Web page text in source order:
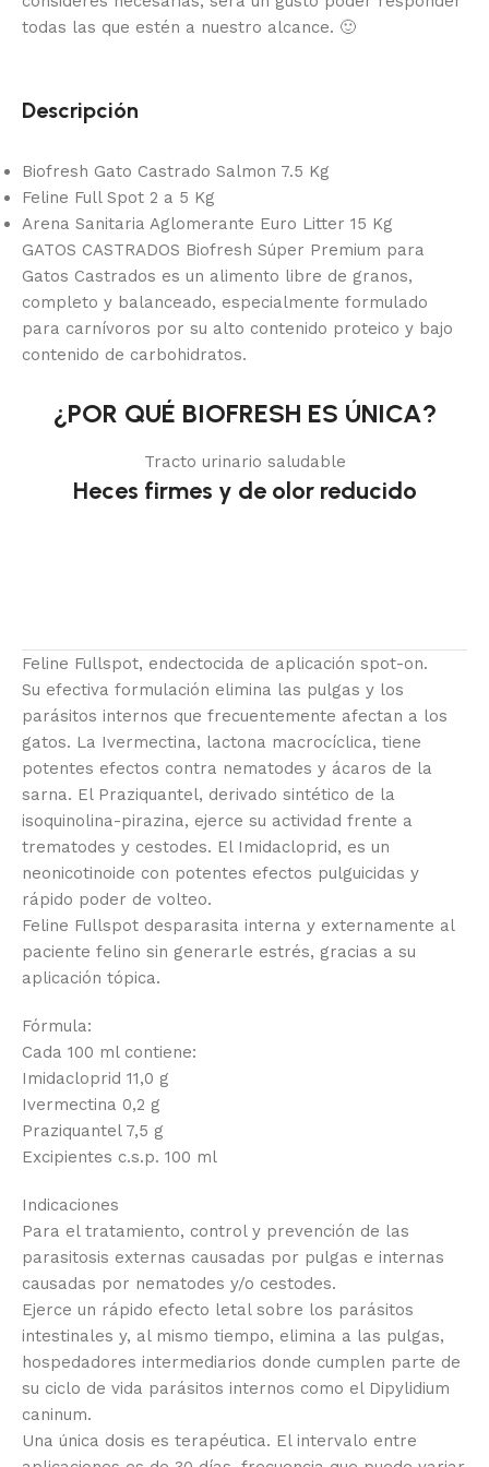
todas las que estén a nuestro alcance. 🙂
Descripción
Biofresh Gato Castrado Salmon 7.5 Kg
Feline Full Spot 2 a 5 Kg
Arena Sanitaria Aglomerante Euro Litter 15 Kg
GATOS CASTRADOS Biofresh Súper Premium para
Gatos Castrados es un alimento libre de granos,
completo y balanceado, especialmente formulado
para carnívoros por su alto contenido proteico y bajo
contenido de carbohidratos.
¿POR QUÉ BIOFRESH ES ÚNICA?
Tracto urinario saludable
Heces firmes y de olor reducido
Feline Fullspot, endectocida de aplicación spot-on.
Su efectiva formulación elimina las pulgas y los
parásitos internos que frecuentemente afectan a los
gatos. La Ivermectina, lactona macrocíclica, tiene
potentes efectos contra nematodes y ácaros de la
sarna. El Praziquantel, derivado sintético de la
isoquinolina-pirazina, ejerce su actividad frente a
trematodes y cestodes. El Imidacloprid, es un
neonicotinoide con potentes efectos pulguicidas y
rápido poder de volteo.
Feline Fullspot desparasita interna y externamente al
paciente felino sin generarle estrés, gracias a su
aplicación tópica.
Fórmula:
Cada 100 ml contiene:
Imidacloprid 11,0 g
Ivermectina 0,2 g
Praziquantel 7,5 g
Excipientes c.s.p. 100 ml
Indicaciones
Para el tratamiento, control y prevención de las
parasitosis externas causadas por pulgas e internas
causadas por nematodes y/o cestodes.
Ejerce un rápido efecto letal sobre los parásitos
intestinales y, al mismo tiempo, elimina a las pulgas,
hospedadores intermediarios donde cumplen parte de
su ciclo de vida parásitos internos como el Dipylidium
caninum.
Una única dosis es terapéutica. El intervalo entre